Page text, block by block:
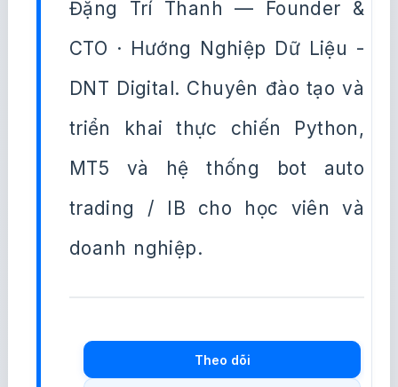
Đặng Trí Thanh — Founder &
CTO · Hướng Nghiệp Dữ Liệu -
DNT Digital. Chuyên đào tạo và
triển khai thực chiến Python,
MT5 và hệ thống bot auto
trading / IB cho học viên và
doanh nghiệp.
Theo dõi